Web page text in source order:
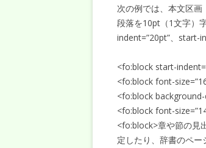
次の例では、本文区
段落を10pt（1文字）
indent=”20pt”、start-
<fo:block start-
<fo:block font-
<fo:block background-
<fo:block font-
<fo:block>章や節の見
定したり、辞書のペ